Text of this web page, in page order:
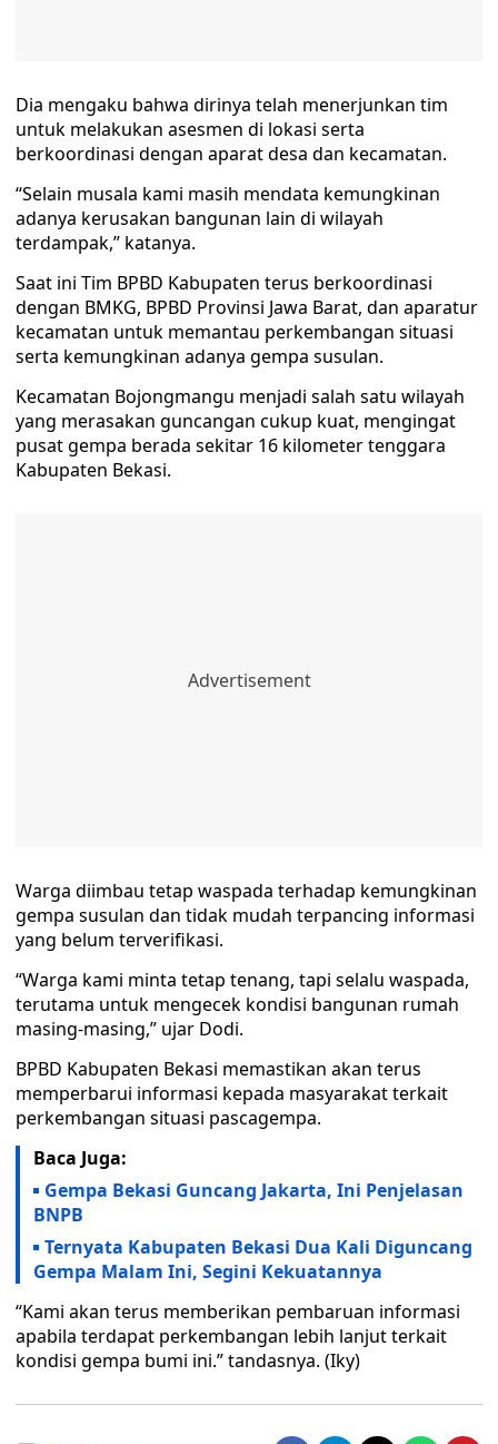
Dia mengaku bahwa dirinya telah menerjunkan tim
untuk melakukan asesmen di lokasi serta
berkoordinasi dengan aparat desa dan kecamatan.
“Selain musala kami masih mendata kemungkinan
adanya kerusakan bangunan lain di wilayah
terdampak,” katanya.
Saat ini Tim BPBD Kabupaten terus berkoordinasi
dengan BMKG, BPBD Provinsi Jawa Barat, dan aparatur
kecamatan untuk memantau perkembangan situasi
serta kemungkinan adanya gempa susulan.
Kecamatan Bojongmangu menjadi salah satu wilayah
yang merasakan guncangan cukup kuat, mengingat
pusat gempa berada sekitar 16 kilometer tenggara
Kabupaten Bekasi.
Warga diimbau tetap waspada terhadap kemungkinan
gempa susulan dan tidak mudah terpancing informasi
yang belum terverifikasi.
“Warga kami minta tetap tenang, tapi selalu waspada,
terutama untuk mengecek kondisi bangunan rumah
masing-masing,” ujar Dodi.
BPBD Kabupaten Bekasi memastikan akan terus
memperbarui informasi kepada masyarakat terkait
perkembangan situasi pascagempa.
Baca Juga:
Gempa Bekasi Guncang Jakarta, Ini Penjelasan
BNPB
Ternyata Kabupaten Bekasi Dua Kali Diguncang
Gempa Malam Ini, Segini Kekuatannya
“Kami akan terus memberikan pembaruan informasi
apabila terdapat perkembangan lebih lanjut terkait
kondisi gempa bumi ini.” tandasnya. (Iky)